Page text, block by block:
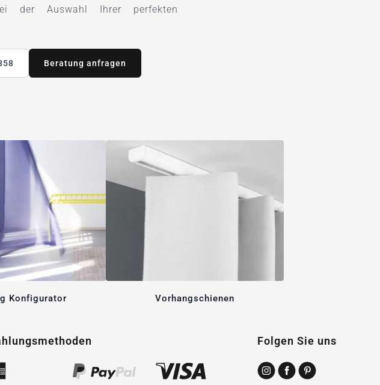
der Auswahl Ihrer perfekten
Beratung anfragen
Konfigurator Vorhangschienen
Folgen Sie uns